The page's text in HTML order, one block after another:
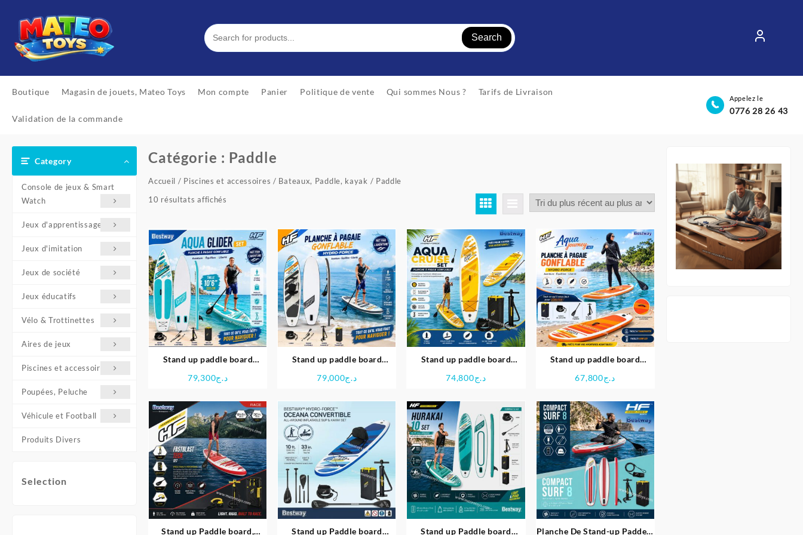
content
Search
Boutique Magasin de jouets, Mateo Toys Mon compte Panier Politique de vente Qui sommes Nous ? Tarifs de Livraison
Validation de la commande
Appelez le
0776 28 26 43
Category
Console de jeux & Smart
Watch
Jeux d'apprentissage
Jeux d'imitation
Jeux de société
Jeux éducatifs
Vélo & Trottinettes
Aires de jeux
Piscines et accessoires
Poupées, Peluche
Véhicule et Football
Produits Divers
Selection
Catégorie : Paddle
Accueil / Piscines et accessoires / Bateaux, Paddle, kayak / Paddle
10 résultats affichés
récent
au
plus
ancien
Stand up paddle board
Glider – Bestway
د.ج79,300
Stand up paddle board
Cap Convertible set –
د.ج79,000
Stand up paddle board
cruise Set – Bestway
د.ج74,800
Stand up paddle board
journey set – Bestway
د.ج67,800
Stand up Paddle board,
Stand up Paddle board
Stand up Paddle board
Planche De Stand-up Paddele